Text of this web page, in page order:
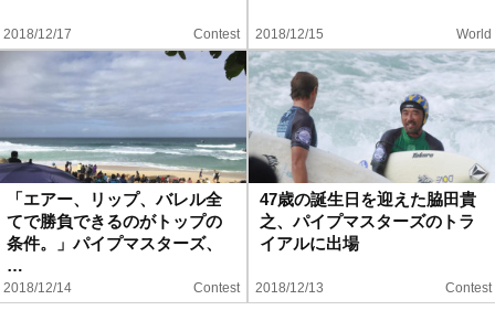
2018/12/17 Contest 2018/12/15 World
「エアー、リップ、バレル全
てで勝負できるのがトップの
条件。」パイプマスターズ、
…
2018/12/14 Contest
47歳の誕生日を迎えた脇田貴
之、パイプマスターズのトラ
イアルに出場
2018/12/13 Contest